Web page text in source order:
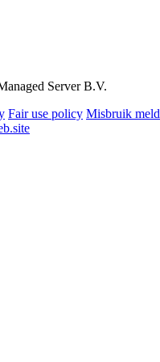
Server B.V.
Fair use policy Misbruik